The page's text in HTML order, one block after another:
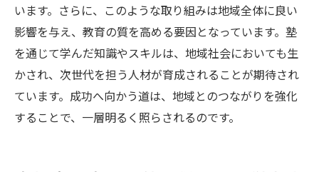
います。さらに、このような取り組みは地域全体に良い
影響を与え、教育の質を高める要因となっています。塾
を通じて学んだ知識やスキルは、地域社会においても生
かされ、次世代を担う人材が育成されることが期待され
ています。成功へ向かう道は、地域とのつながりを強化
することで、一層明るく照らされるのです。